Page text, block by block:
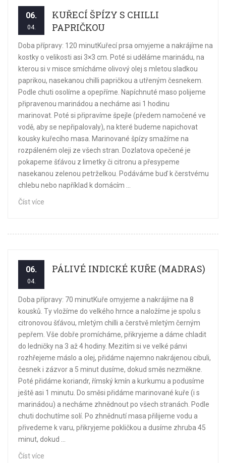
06.
04.
KUŘECÍ ŠPÍZY S CHILLI
PAPRIČKOU
Doba přípravy: 120 minutKuřecí prsa omyjeme a nakrájíme na
kostky o velikosti asi 3×3 cm. Poté si uděláme marinádu, na
kterou si v misce smícháme olivový olej s mletou sladkou
paprikou, nasekanou chilli papričkou a utřeným česnekem.
Podle chuti osolíme a opepříme. Napíchnuté maso polijeme
připravenou marinádou a necháme asi 1 hodinu
marinovat. Poté si připravíme špejle (předem namočené ve
vodě, aby se nepřipalovaly), na které budeme napichovat
kousky kuřecího masa. Marinované špízy smažíme na
rozpáleném oleji ze všech stran. Dozlatova opečené je
pokapeme šťávou z limetky či citronu a přesypeme
nasekanou zelenou petrželkou. Podáváme buď k čerstvému
chlebu nebo například k domácím ...
Číst více
06.
04.
PÁLIVÉ INDICKÉ KUŘE (MADRAS)
Doba přípravy: 70 minutKuře omyjeme a nakrájíme na 8
kousků. Ty vložíme do velkého hrnce a naložíme je spolu s
citronovou šťávou, mletým chilli a čerstvě mletým černým
pepřem. Vše dobře promícháme, přikryjeme a dáme chladit
do ledničky na 3 až 4 hodiny. Mezitím si ve velké pánvi
rozhřejeme máslo a olej, přidáme najemno nakrájenou cibuli,
česnek i zázvor a 5 minut dusíme, dokud směs nezměkne.
Poté přidáme koriandr, římský kmín a kurkumu a podusíme
ještě asi 1 minutu. Do směsi přidáme marinované kuře (i s
marinádou) a necháme zhnědnout po všech stranách. Podle
chuti dochutíme solí. Po zhnědnutí masa přilijeme vodu a
přivedeme k varu, přikryjeme pokličkou a dusíme zhruba 45
minut, dokud ...
Číst více